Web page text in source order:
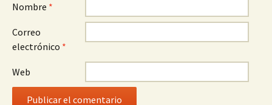
Nombre *
Correo
electrónico *
Web